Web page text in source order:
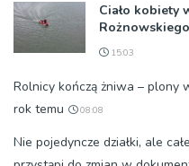
Ciało kobiety
Rożnowskiego
15:03
Rolnicy kończą żniwa – plony
rok temu
08:08
Nie pojedyncze działki, ale